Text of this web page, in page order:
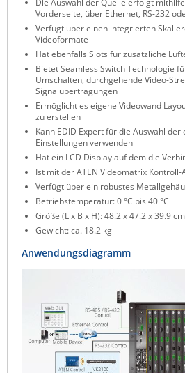
News zu unseren Herstellern
Die Auswahl der Quelle erfolgt
Vorderseite, über Ethernet, RS-232
Verfügt über einen integrierten
Videoformate
Hat ebenfalls Slots für zusätzliche
Bietet Seamless Switch Technologie
Umschalten, durchgehende Video-
Signalübertragungen
Ermöglicht es eigene Videowand
zu erstellen
Kann EDID Expert für die Auswahl der
Einstellungen verwenden
Hat ein LCD Display auf dem die
Ist mit der ATEN Videomatrix
Verfügt über ein robustes
Betriebstemperatur: 0 °C bis 40 °C
Größe (L x B x H): 48.2 x 47.2 x 39.9 cm
Gewicht: ca. 18.2 kg
Anwendungsdiagramm